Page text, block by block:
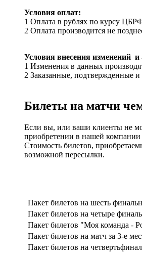
Условия оплат:
1 Оплата в рублях по курсу
2 Оплата производится не
Условия внесения изменений
1 Изменения в данных
2 Заказанные, подтвержденные
Билеты на матчи
Если вы, или ваши клиенты не
приобретении в нашей компании
Стоимость билетов,
возможной пересылки.
Пакет билетов на шесть
Пакет билетов на четыре
Пакет билетов "Моя команда -
Пакет билетов на матч за 3-е
Пакет билетов на